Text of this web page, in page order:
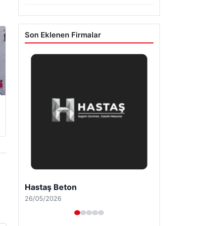
Son Eklenen Firmalar
Enes Kaplan Avukatlık Bürosu
28/04/2026